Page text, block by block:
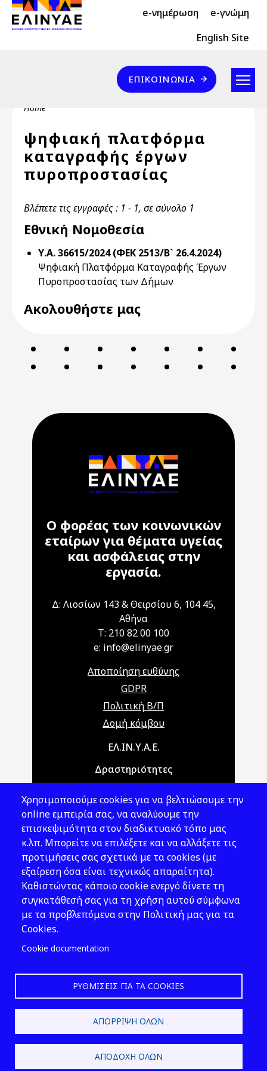
Skip to main content
Header Top 2 e-νημέρωση e-γνώμη
Header Top English Site
Επικοινωνία
ΕΠΙΚΟΙΝΩΝΊΑ
Breadcrumb
Home
ψηφιακή πλατφόρμα
καταγραφής έργων
πυροπροστασίας
Βλέπετε τις εγγραφές : 1 - 1, σε σύνολο 1
Εθνική Νομοθεσία
Υ.Α. 36615/2024 (ΦΕΚ 2513/Β` 26.4.2024)
Ψηφιακή Πλατφόρμα Καταγραφής Έργων
Πυροπροστασίας των Δήμων
Ακολουθήστε μας
Ο φορέας των κοινωνικών
εταίρων για θέματα υγείας
και ασφάλειας στην
εργασία.
Δ: Λιοσίων 143 & Θειρσίου 6, 104 45,
Αθήνα
T: 210 82 00 100
e: info@elinyae.gr
Αποποίηση ευθύνης
GDPR
Πολιτική Β/Π
Δομή κόμβου
Main navigationΕΛ.ΙΝ.Υ.Α.Ε.
Δραστηριότητες
Νομοθεσία
Εκδόσεις
Νέα - Εκδηλώσεις
Ακολουθήστε μας
Χρησιμοποιούμε cookies για να βελτιώσουμε την
online εμπειρία σας, να αναλύουμε την
επισκεψιμότητα στον διαδικτυακό τόπο μας
κ.λπ. Μπορείτε να επιλέξετε και να αλλάξετε τις
προτιμήσεις σας σχετικά με τα cookies (με
εξαίρεση όσα είναι τεχνικώς απαραίτητα).
Καθιστώντας κάποιο cookie ενεργό δίνετε τη
συγκατάθεσή σας για τη χρήση αυτού σύμφωνα
με τα προβλεπόμενα στην Πολιτική μας για τα
Cookies.
Cookie documentation
ΡΥΘΜΊΣΕΙΣ ΓΙΑ ΤΑ COOKIES
ΑΠΌΡΡΙΨΗ ΌΛΩΝ
ΑΠΟΔΟΧΉ ΌΛΩΝ
2026 © ΕΛ.ΙΝ.Υ.Α.Ε.
Design & Development by